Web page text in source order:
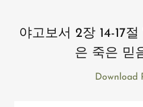
야고보서 2장 14-17
은 죽은 믿
Download